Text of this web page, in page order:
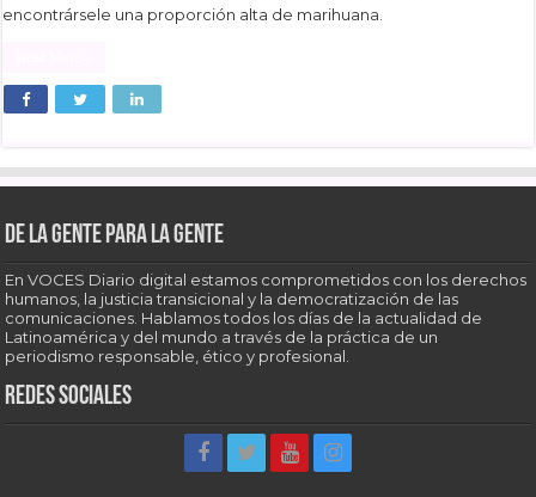
encontrársele una proporción alta de marihuana.
De la gente para la gente
En VOCES Diario digital estamos comprometidos con los derechos
humanos, la justicia transicional y la democratización de las
comunicaciones. Hablamos todos los días de la actualidad de
Latinoamérica y del mundo a través de la práctica de un
periodismo responsable, ético y profesional.
Redes sociales